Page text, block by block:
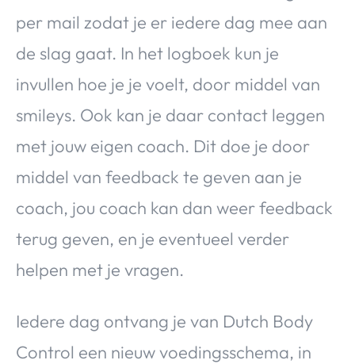
per mail zodat je er iedere dag mee aan
de slag gaat. In het logboek kun je
invullen hoe je je voelt, door middel van
smileys. Ook kan je daar contact leggen
met jouw eigen coach. Dit doe je door
middel van feedback te geven aan je
coach, jou coach kan dan weer feedback
terug geven, en je eventueel verder
helpen met je vragen.
Iedere dag ontvang je van Dutch Body
Control een nieuw voedingsschema, in